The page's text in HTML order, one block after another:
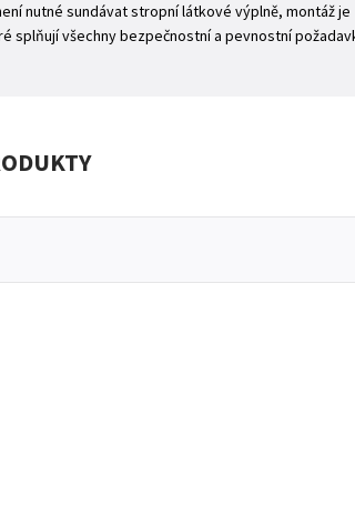
nutné sundávat stropní látkové výplně, montáž je
všechny bezpečnostní a pevnostní